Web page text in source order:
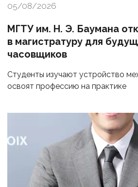
05/08/2026
МГТУ им. Н. Э. Баумана
в магистратуру для
часовщиков
Студенты изучают устройство
освоят профессию на практике